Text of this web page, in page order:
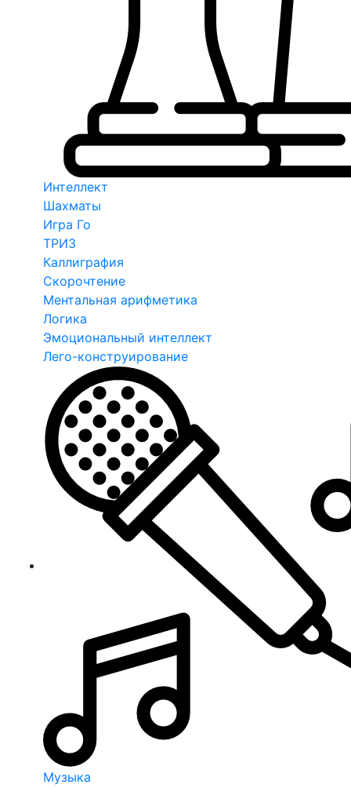
Интеллект
Шахматы
Игра Го
ТРИЗ
Каллиграфия
Скорочтение
Ментальная арифметика
Логика
Эмоциональный интеллект
Лего-конструирование
Музыка